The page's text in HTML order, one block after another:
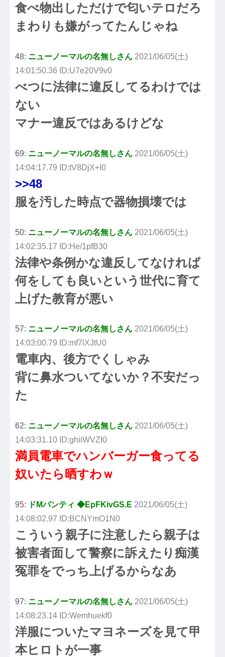
食べ物出しただけで匂いテロだろ
まわりも嫌がってたんじゃね
48: ニューノーマルの名無しさん 2021/06/05(土)
14:01:50.36 ID:U7e20V9v0
べつに法律に違反してるわけでは
ない
マナー違反ではあるけどな
69: ニューノーマルの名無しさん 2021/06/05(土)
14:04:17.79 ID:tV8DjX+I0
>>48
服を汚した時点で器物損壊では
50: ニューノーマルの名無しさん 2021/06/05(土)
14:02:35.17 ID:He/1pfB30
法律や条例かな違反してなければ
何をしても良いという世代に育て
上げた教育が悪い
57: ニューノーマルの名無しさん 2021/06/05(土)
14:03:00.79 ID:mf7lXJtU0
電車内、後方でくしゃみ
背に鼻水ついてないか？不安だっ
た
62: ニューノーマルの名無しさん 2021/06/05(土)
14:03:31.10 ID:ghiiWVZI0
満員電車でハンバーガー食ってる
奴いたら晒すわｗ
95: ドМパンティ ◆EpFKivGS.E 2021/06/05(土)
14:08:02.97 ID:BCNYmO1N0
こういう親子に注意したら親子は
被害者面して警察に訴えたり痴漢
冤罪をでっち上げるからなあ
97: ニューノーマルの名無しさん 2021/06/05(土)
14:08:23.14 ID:Wemhuekf0
洋服についたマヨネーズを見て甲
本ヒロトが一事